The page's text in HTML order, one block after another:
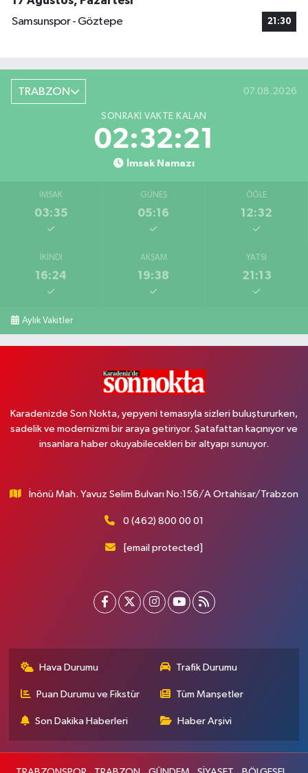
Samsunspor - Göztepe
21:30
TRABZON 07.08.2026
SONRAKI VAKTE KALAN
02:32:20
İmsak Namazı
İMSAK
03:35
GÜNEŞ
05:16
ÖĞLE
12:32
İKINDI
16:24
AKŞAM
19:38
YATSI
21:13
Aylık Vakitler
Karadenizde Son Nokta, yepyeni temasıyla sizleri buluştururken,
sadelik ve modernizmi bir araya getiriyor. Şatafattan kaçınıyor ve
insanlara haber okuyabilecekleri bir altyapı sunuyor.
İnönü Mah. Yavuz Selim Bulvarı No:156/A Ortahisar/Trabzon
0 (462) 800 00 01
[email protected]
Hava Durumu Trafik Durumu
Puan Durumu ve Fikstür Tüm Manşetler
Son Dakika Haberleri Haber Arşivi